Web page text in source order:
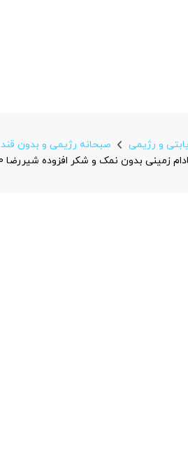
و رژیمی صبحانه رژیمی و بدون قند
زمينی بدون نمک و شکر افزوده شیررضا 450 گرم